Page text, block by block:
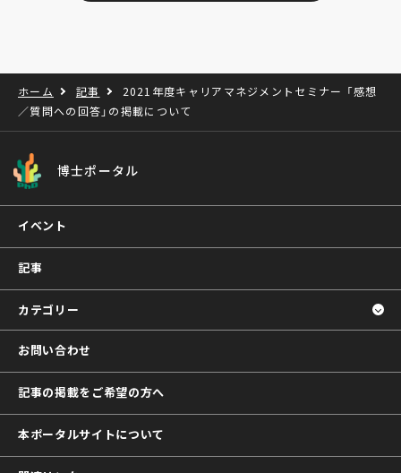
ホーム 記事
2021年度キャリアマネジメントセミナー 「感想
／質問への回答」の掲載について
博士ポータル
イベント
記事
カテゴリー
お問い合わせ
記事の掲載をご希望の方へ
本ポータルサイトについて